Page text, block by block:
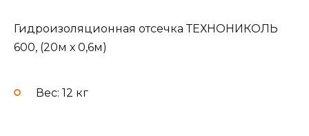
Гидроизоляционная отсечка ТЕХНОНИКОЛЬ
600, (20м х 0,6м)
Вес: 12 кг